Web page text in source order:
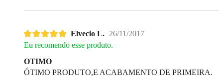
Elvecio L. 26/11/2017
Eu recomendo esse produto.
OTIMO
ÓTIMO PRODUTO,E ACABAMENTO DE PRIMEIRA.